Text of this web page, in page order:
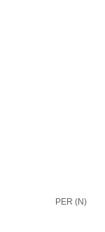
PER (N)